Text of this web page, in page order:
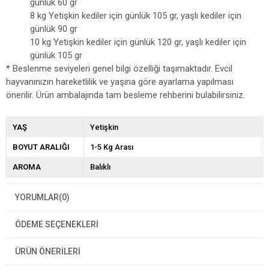
günlük 60 gr
8 kg Yetişkin kediler için günlük 105 gr, yaşlı kediler için
günlük 90 gr
10 kg Yetişkin kediler için günlük 120 gr, yaşlı kediler için
günlük 105 gr
* Beslenme seviyeleri genel bilgi özelliği taşımaktadır. Evcil
hayvanınızın hareketlilik ve yaşına göre ayarlama yapılması
önerilir. Ürün ambalajında tam besleme rehberini bulabilirsiniz.
YAŞ Yetişkin
BOYUT ARALIĞI 1-5 Kg Arası
AROMA Balıklı
YORUMLAR(0)
ÖDEME SEÇENEKLERI
ÜRÜN ÖNERILERI